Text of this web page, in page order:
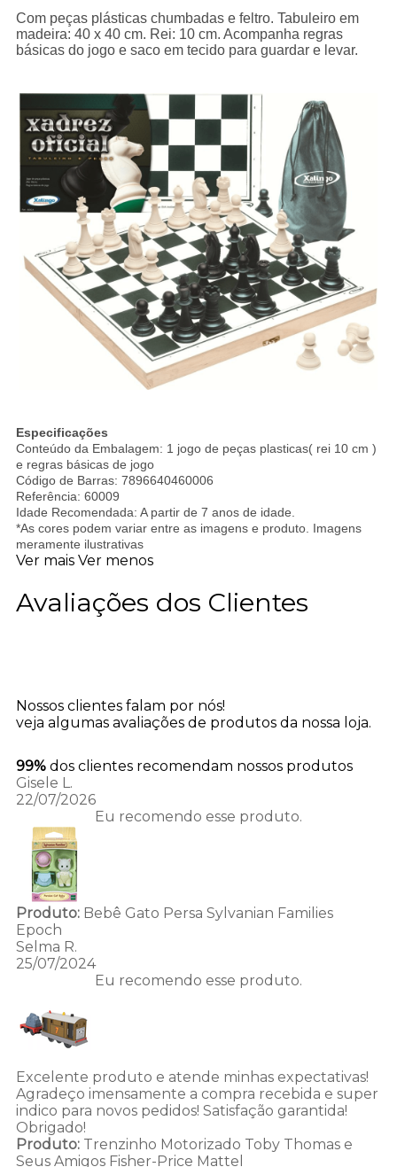
Com peças plásticas chumbadas e feltro. Tabuleiro em
madeira: 40 x 40 cm. Rei: 10 cm. Acompanha regras
básicas do jogo e saco em tecido para guardar e levar.
Especificações
Conteúdo da Embalagem: 1 jogo de peças plasticas( rei 10 cm )
e regras básicas de jogo
Código de Barras: 7896640460006
Referência: 60009
Idade Recomendada: A partir de 7 anos de idade.
*As cores podem variar entre as imagens e produto. Imagens
meramente ilustrativas
Ver mais Ver menos
Avaliações dos Clientes
Nossos clientes falam por nós!
veja algumas avaliações de produtos da nossa loja.
99% dos clientes recomendam nossos produtos
Gisele L.
22/07/2026
Eu recomendo esse produto.
Produto:Bebê Gato Persa Sylvanian Families
Epoch
Selma R.
25/07/2024
Eu recomendo esse produto.
Excelente produto e atende minhas expectativas!
Agradeço imensamente a compra recebida e super
indico para novos pedidos! Satisfação garantida!
Obrigado!
Produto:Trenzinho Motorizado Toby Thomas e
Seus Amigos Fisher-Price Mattel